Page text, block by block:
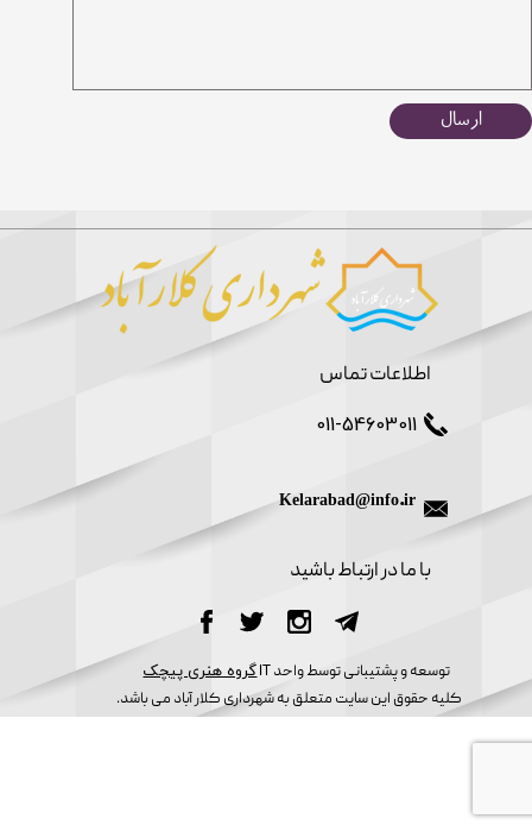
ارسال
کلیه حقوق این سایت متعلق به شهرداری کلار آباد می باشد.​​​​​​​
اطلاعات تماس
011-54603011
Kelarabad@info.ir
​با ما در ارتباط باشید
​توسعه و پشتیبانی توسط واحد IT گروه هنری پیچک​​​​​​​